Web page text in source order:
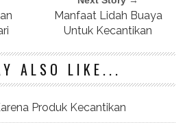
Manfaat Lidah Buaya
Untuk Kecantikan
ALSO LIKE...
Produk Kecantikan